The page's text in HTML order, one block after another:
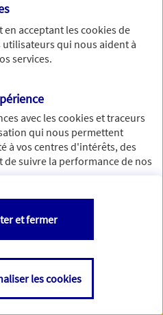
vous concernant. Pour
en acceptant lescookiesde
utilisateurs qui nous aident à
services.
avec lescookies et traceurs
qui nous permettent
à vos centres d'intérêts, des
suivre la performance de nos
de les refuser comme de
en allant sur
cookiesles cookies
et fermer